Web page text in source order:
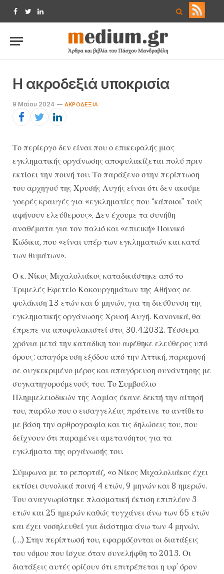
Facebook
TwitterLinkedIn
Η ακροδεξιά υποκρισία
9 Μαΐου 2024 ΑΚΡΟΔΕΞΙΆ
Το περίεργο δεν είναι που ο επικεφαλής μιας
εγκληματικής οργάνωσης αποφυλακίζεται πολύ πριν
εκτίσει την ποινή του. Το παράξενο στην περίπτωση
του αρχηγού της Χρυσής Αυγής είναι ότι δεν ακούμε
γοερές κραυγές για «εγκληματίες που “κάποιοι” τούς
αφήνουν ελεύθερους». Δεν έχουμε τα συνήθη
αναθέματα για τον παλιό και «επιεική» Ποινικό
Κώδικα, που «είναι υπέρ των εγκληματιών και κατά
των θυμάτων».
Ο κ. Νίκος Μιχαλολιάκος καταδικάστηκε από το
Τριμελές Εφετείο Κακουργημάτων της Αθήνας σε
φυλάκιση 13 ετών και 6 μηνών, για τη διεύθυνση της
εγκληματικής οργάνωσης Χρυσή Αυγή. Κανονικά, θα
έπρεπε να αποφυλακιστεί στις 30.4.2032. Τέσσερα
χρόνια μετά την καταδίκη του αφέθηκε ελεύθερος υπό
όρους: απαγόρευση εξόδου από την Αττική, παραμονή
σε συγκεκριμένο μέρος και απαγόρευση συνάντησης με
συγκατηγορούμενούς του. Το Συμβούλιο
Πλημμελειοδικών της Λαμίας έκανε δεκτή την αίτησή
του, παρόλο που ο εισαγγελέας πρότεινε το αντίθετο
με βάση την αρθρογραφία και τις δηλώσεις του, που
δείχνουν ότι παραμένει αμετανόητος για τα
εγκλήματα της οργάνωσής του.
Σύμφωνα με το ρεπορτάζ, «ο Νίκος Μιχαλολιάκος έχει
εκτίσει συνολικά ποινή 4 ετών, 9 μηνών και 8 ημερών.
Του αναγνωρίστηκε πλασματική έκτιση επιπλέον 3
ετών και 25 ημερών καθώς τυγχάνει άνω των 65 ετών
και έχει νοσηλευθεί για διάστημα άνω των 4 μηνών.
(…) Στην περίπτωσή του, εφαρμόζονται οι διατάξεις
του νόμου που ίσχυε όταν συνελήφθη το 2013. Οι
διατάξεις αυτές ορίζουν ότι επιτρέπεται η υφ’ όρον